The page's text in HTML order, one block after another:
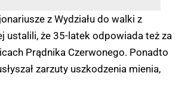
z Wydziału do walki z
że 35-latek odpowiada też za
Prądnika Czerwonego. Ponadto
zarzuty uszkodzenia mienia,